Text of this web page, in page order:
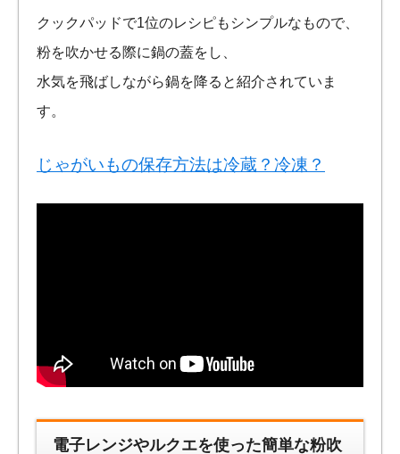
クックパッドで1位のレシピもシンプルなもので、
粉を吹かせる際に鍋の蓋をし、
水気を飛ばしながら鍋を降ると紹介されていま
す。
じゃがいもの保存方法は冷蔵？冷凍？
電子レンジやルクエを使った簡単な粉吹